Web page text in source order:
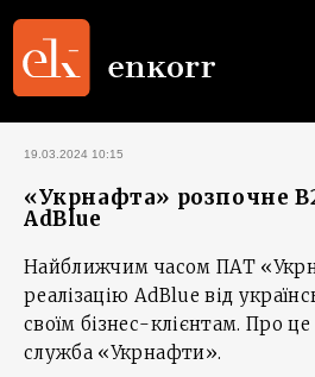
19.03.2024 10:15
«Укрнафта» розпочне
AdBlue
Найближчим часом ПАТ
реалізацію AdBlue від
своїм бізнес-клієнтам. Про
служба «Укрнафти».